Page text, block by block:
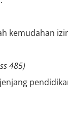
kemudahan
485)